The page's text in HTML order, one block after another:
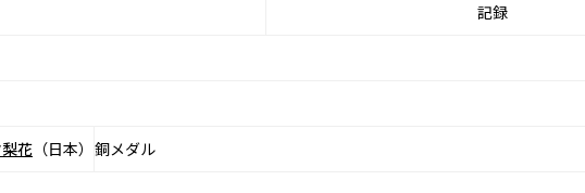
記録
花 （日本） 銅メダル